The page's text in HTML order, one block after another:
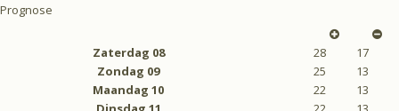
Prognose
Zaterdag 08 28
17
Zondag 09 25
13
Maandag 10 22
13